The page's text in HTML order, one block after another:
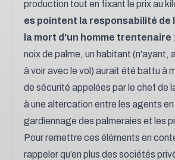
production tout en fixant le prix au
es pointent la responsabilité de
la mort d'un homme trentenaire
noix de palme, un habitant (n'ayant,
à voir avec le vol) aurait été battu à
de sécurité appelées par le chef de
à une altercation entre les agents
gardiennage des palmeraies et les
Pour remettre ces éléments en
rappeler qu’en plus des sociétés